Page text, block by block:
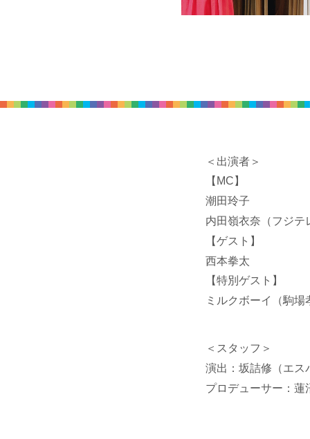
＜出演者＞
【MC】
潮田玲子
内田嶺衣奈（フジテ
【ゲスト】
西本拳太
【特別ゲスト】
ミルクボーイ（駒場
＜スタッフ＞
演出：坂詰修（エス
プロデューサー：